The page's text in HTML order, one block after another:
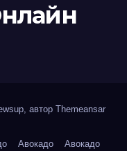
автор Themeansar
Авокадо Авокадо